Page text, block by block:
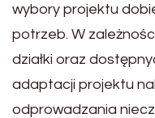
wybory projektu
potrzeb. W
działki oraz
adaptacji projektu
odprowadzania